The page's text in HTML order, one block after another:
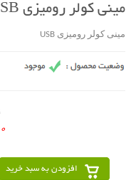
مينی کولر روميزی USB
مينی کولر روميزی USB
افزودن به سبد خرید